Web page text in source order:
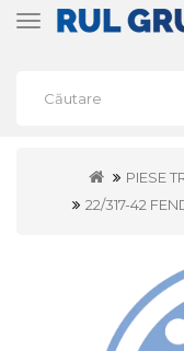
Toggle
PIESE
22/317-42